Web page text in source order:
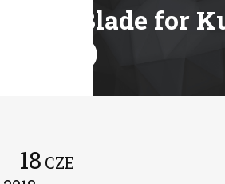
GWS-Blade for
(24306)
18 CZE